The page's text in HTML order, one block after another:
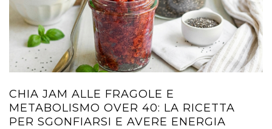
CHIA JAM ALLE FRAGOLE E
METABOLISMO OVER 40: LA RICETTA
PER SGONFIARSI E AVERE ENERGIA